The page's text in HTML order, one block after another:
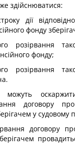
здійснюватися:
дії
фонду
розірвання
фонду;
розірвання
можуть
договору
у судовому
договору